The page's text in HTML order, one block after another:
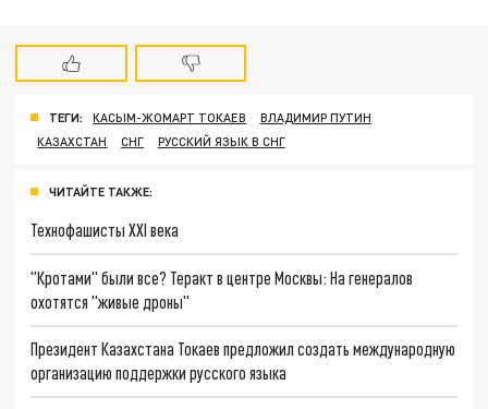
ТЕГИ: КАСЫМ-ЖОМАРТ ТОКАЕВ
ВЛАДИМИР ПУТИН
КАЗАХСТАН
СНГ РУССКИЙ ЯЗЫК В СНГ
ЧИТАЙТЕ ТАКЖЕ:
Технофашисты XXI века
"Кротами" были все? Теракт в центре Москвы: На генералов
охотятся "живые дроны"
Президент Казахстана Токаев предложил создать международную
организацию поддержки русского языка